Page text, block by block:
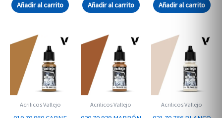
Añadir al carrito Añadir al carrito Añadir al carrito
Acrilicos Vallejo Acrilicos Vallejo Acrilicos Vallejo